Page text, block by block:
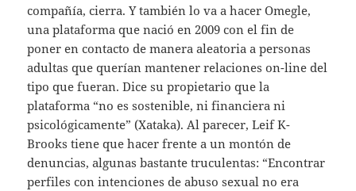
compañía, cierra. Y también lo va a hacer Omegle,
una plataforma que nació en 2009 con el fin de
poner en contacto de manera aleatoria a personas
adultas que querían mantener relaciones on-line del
tipo que fueran. Dice su propietario que la
plataforma “no es sostenible, ni financiera ni
psicológicamente” (Xataka). Al parecer, Leif K-
Brooks tiene que hacer frente a un montón de
denuncias, algunas bastante truculentas: “Encontrar
perfiles con intenciones de abuso sexual no era